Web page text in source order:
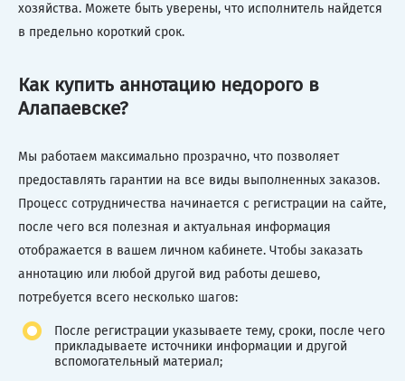
хозяйства. Можете быть уверены, что исполнитель найдется
в предельно короткий срок.
Как купить аннотацию недорого в
Алапаевске?
Мы работаем максимально прозрачно, что позволяет
предоставлять гарантии на все виды выполненных заказов.
Процесс сотрудничества начинается с регистрации на сайте,
после чего вся полезная и актуальная информация
отображается в вашем личном кабинете. Чтобы заказать
аннотацию или любой другой вид работы дешево,
потребуется всего несколько шагов:
После регистрации указываете тему, сроки, после чего
прикладываете источники информации и другой
вспомогательный материал;